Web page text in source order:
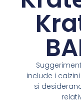
include i
si